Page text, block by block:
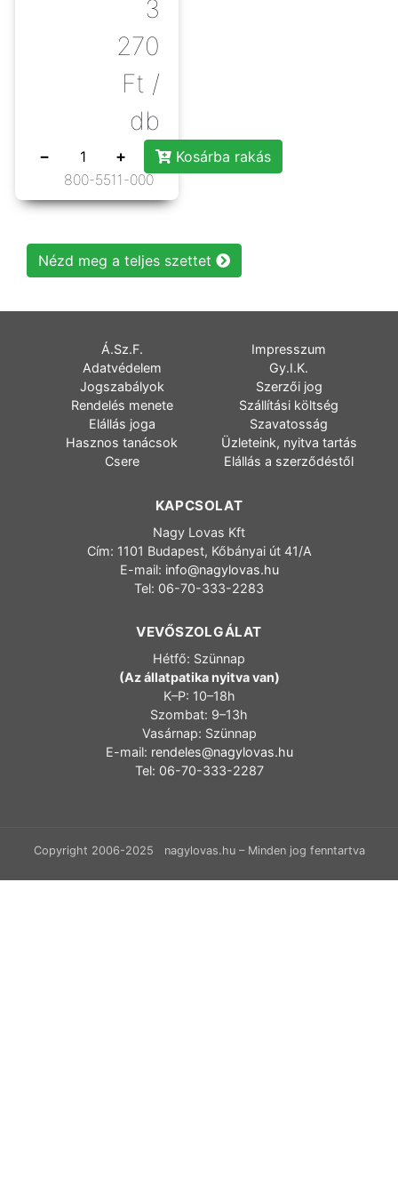
3
270
Ft /
db
− +
Kosárba rakás
800-5511-000
Nézd meg a teljes szettet
Á.Sz.F.
Impresszum
Adatvédelem
Gy.I.K.
Jogszabályok
Szerzői jog
Rendelés menete
Szállítási költség
Elállás joga
Szavatosság
Hasznos tanácsok
Üzleteink, nyitva tartás
Csere
Elállás a szerződéstől
KAPCSOLAT
Nagy Lovas Kft
Cím: 1101 Budapest, Kőbányai út 41/A
E-mail: info@nagylovas.hu
Tel: 06-70-333-2283
VEVŐSZOLGÁLAT
Hétfő: Szünnap
(Az állatpatika nyitva van)
K–P: 10–18h
Szombat: 9–13h
Vasárnap: Szünnap
E-mail: rendeles@nagylovas.hu
Tel: 06-70-333-2287
Copyright 2006-2025 nagylovas.hu – Minden jog fenntartva